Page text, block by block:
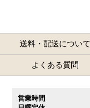
送料・配送について
よくある質問
営業時間